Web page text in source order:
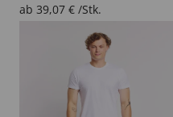
ab 39,07 € /Stk.